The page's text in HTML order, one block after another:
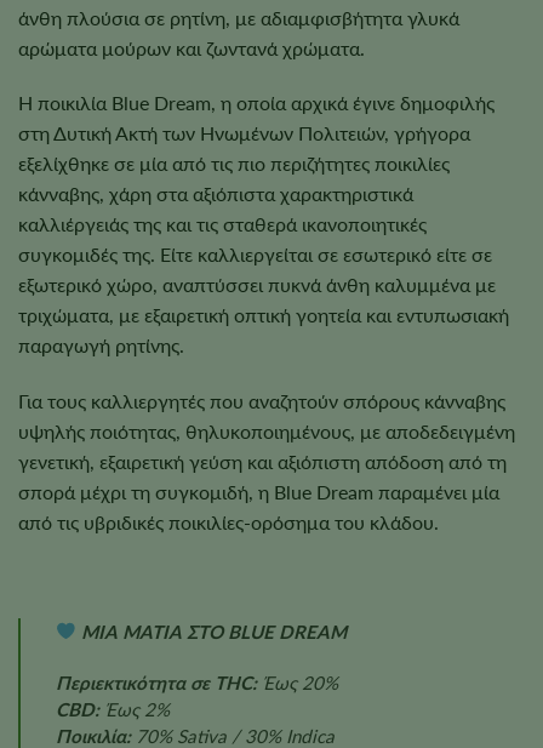
άνθη πλούσια σε ρητίνη, με αδιαμφισβήτητα γλυκά
αρώματα μούρων και ζωντανά χρώματα.
Η ποικιλία Blue Dream, η οποία αρχικά έγινε δημοφιλής
στη Δυτική Ακτή των Ηνωμένων Πολιτειών, γρήγορα
εξελίχθηκε σε μία από τις πιο περιζήτητες ποικιλίες
κάνναβης, χάρη στα αξιόπιστα χαρακτηριστικά
καλλιέργειάς της και τις σταθερά ικανοποιητικές
συγκομιδές της. Είτε καλλιεργείται σε εσωτερικό είτε σε
εξωτερικό χώρο, αναπτύσσει πυκνά άνθη καλυμμένα με
τριχώματα, με εξαιρετική οπτική γοητεία και εντυπωσιακή
παραγωγή ρητίνης.
Για τους καλλιεργητές που αναζητούν σπόρους κάνναβης
υψηλής ποιότητας, θηλυκοποιημένους, με αποδεδειγμένη
γενετική, εξαιρετική γεύση και αξιόπιστη απόδοση από τη
σπορά μέχρι τη συγκομιδή, η Blue Dream παραμένει μία
από τις υβριδικές ποικιλίες-ορόσημα του κλάδου.
ΜΙΑ ΜΑΤΙΑ ΣΤΟ BLUE DREAM
Περιεκτικότητα σε THC:Έως 20%
CBD:Έως 2%
Ποικιλία:70% Sativa / 30% Indica